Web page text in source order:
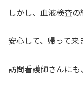
しかし、血液検査の
安心して、帰って来
訪問看護師さんにも